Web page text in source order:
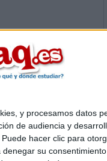
y procesamos datos
de audiencia y
hacer clic para
su
|Contactar| Anúnciate
generales|